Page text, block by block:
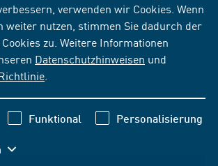
verwenden wir Cookies. Wenn
weiter nutzen, stimmen Sie dadurch der
zu. Weitere Informationen
Datenschutzhinweisen und
Funktional Personalisierung